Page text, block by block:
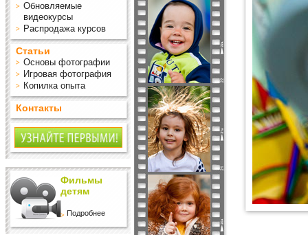
Обновляемые
видеокурсы
Распродажа курсов
Статьи
Основы фотографии
Игровая фотография
Копилка опыта
Контакты
Фильмы
детям
Подробнее